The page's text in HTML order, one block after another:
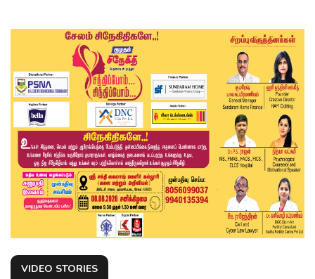
VIDEO STORIES